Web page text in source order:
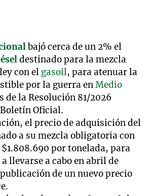
bajó cerca de un 2% el
destinado para la mezcla
con el gasoil, para atenuar la
por la guerra enMedio
de la Resolución 81/2026
Oficial.
el precio de adquisición del
a su mezcla obligatoria con
por tonelada, para
llevarse a cabo en abril de
de un nuevo precio